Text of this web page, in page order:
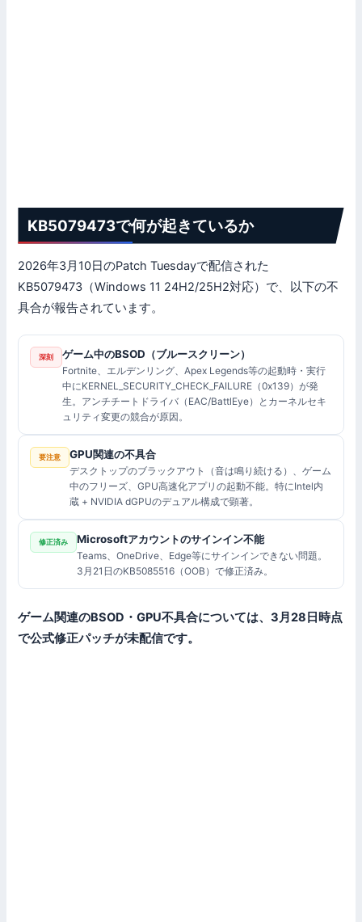
KB5079473で何が起きているか
2026年3月10日のPatch Tuesdayで配信された
KB5079473（Windows 11 24H2/25H2対応）で、以下の不
具合が報告されています。
深刻 ゲーム中のBSOD（ブルースクリーン）
Fortnite、エルデンリング、Apex Legends等の起動時・実行
中にKERNEL_SECURITY_CHECK_FAILURE（0x139）が発
生。アンチチートドライバ（EAC/BattlEye）とカーネルセキ
ュリティ変更の競合が原因。
要注意 GPU関連の不具合
デスクトップのブラックアウト（音は鳴り続ける）、ゲーム
中のフリーズ、GPU高速化アプリの起動不能。特にIntel内
蔵 + NVIDIA dGPUのデュアル構成で顕著。
修正済み Microsoftアカウントのサインイン不能
Teams、OneDrive、Edge等にサインインできない問題。
3月21日のKB5085516（OOB）で修正済み。
ゲーム関連のBSOD・GPU不具合については、3月28日時点
で公式修正パッチが未配信です。